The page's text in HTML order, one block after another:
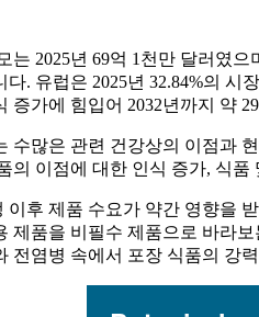
2025년 69억 1천만 달러였으
다. 유럽은 2025년 32.84%의
증가에 힘입어 2032년까지 약
수많은 관련 건강상의 이점과
의 이점에 대한 인식 증가, 식
이후 제품 수요가 약간 영향을
제품을 비필수 제품으로 바라
전염병 속에서 포장 식품의 강